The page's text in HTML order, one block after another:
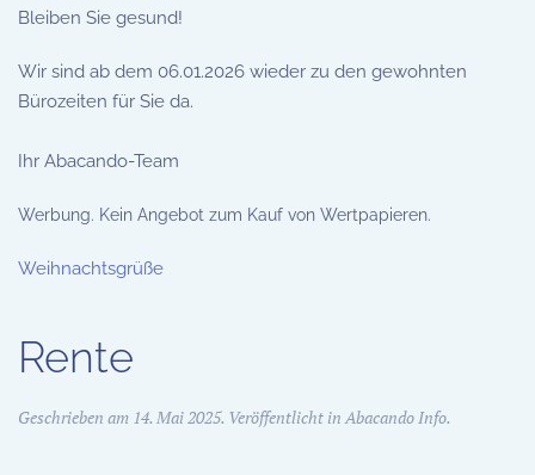
Bleiben Sie gesund!
Wir sind ab dem 06.01.2026 wieder zu den gewohnten
Bürozeiten für Sie da.
Ihr Abacando-Team
Werbung. Kein Angebot zum Kauf von Wertpapieren.
Weihnachtsgrüße
Rente
Geschrieben am 14. Mai 2025. Veröffentlicht inAbacando Info.